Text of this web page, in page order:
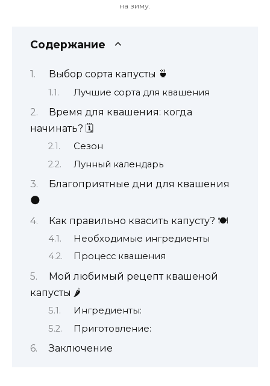
на зиму.
Содержание
Выбор сорта капусты 🍵
Лучшие сорта для квашения
Время для квашения: когда
начинать? 🗓️
Сезон
Лунный календарь
Благоприятные дни для квашения
🌑
Как правильно квасить капусту? 🍽️
Необходимые ингредиенты
Процесс квашения
Мой любимый рецепт квашеной
капусты 🌶️
Ингредиенты:
Приготовление:
Заключение